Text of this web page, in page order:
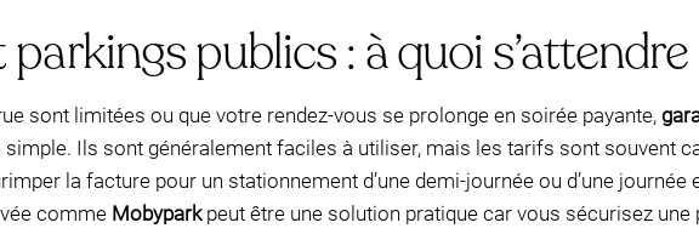
parkings publics : à quoi
sont limitées ou que votre rendez-vous se prolonge en soirée payante,
simple. Ils sont généralement faciles à utiliser, mais les tarifs sont souvent
la facture pour un stationnement d’une demi-journée ou d’une journée
comme Mobyparkpeut être une solution pratique car vous sécurisez une